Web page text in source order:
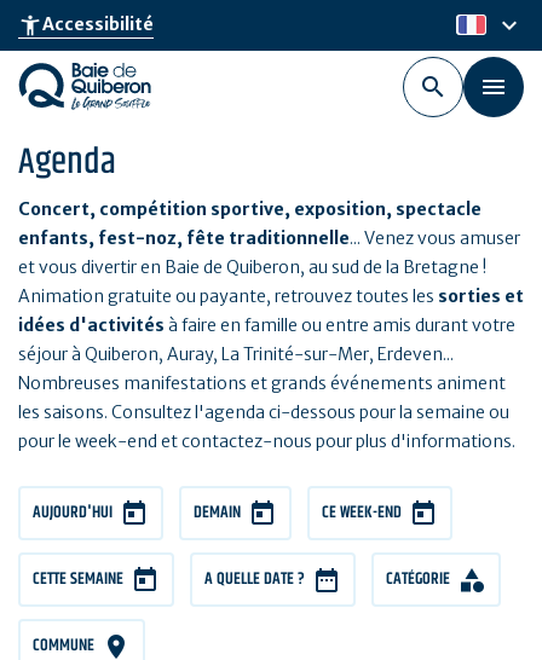
Aller
au
contenu
principal
accessibility_newAccessibilité fr
keyboard_arrow_down
Agenda
Concert, compétition sportive, exposition, spectacle
enfants, fest-noz, fête traditionnelle... Venez vous amuser
et vous divertir en Baie de Quiberon, au sud de la Bretagne !
Animation gratuite ou payante, retrouvez toutes les sorties et
idées d'activités à faire en famille ou entre amis durant votre
séjour à Quiberon, Auray, La Trinité-sur-Mer, Erdeven...
Nombreuses manifestations et grands événements animent
les saisons. Consultez l'agenda ci-dessous pour la semaine ou
pour le week-end et contactez-nous pour plus d'informations.
AUJOURD'HUI DEMAIN CE WEEK-END
CETTE SEMAINE A QUELLE DATE ? CATÉGORIE
COMMUNE